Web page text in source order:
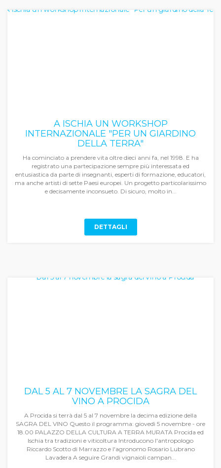
A ISCHIA UN WORKSHOP
INTERNAZIONALE "PER UN GIARDINO
DELLA TERRA"
Ha cominciato a prendere vita oltre dieci anni fa, nel 1998. E ha
registrato una partecipazione sempre più interessata ed
entusiastica da parte di insegnanti, esperti di formazione, educatori,
ma anche artisti di sette Paesi europei. Un progetto particolarissimo
e decisamente inconsueto. Di sicuro, molto in...
DETTAGLI
DAL 5 AL 7 NOVEMBRE LA SAGRA DEL
VINO A PROCIDA
A Procida si terrà dal 5 al 7 novembre la decima edizione della
SAGRA DEL VINO Questo il programma: giovedì 5 novembre - ore
18.00 PALAZZO DELLA CULTURA A TERRA MURATA Procida ed
Ischia tra tradizioni e viticoltura Introducono l'antropologo
Riccardo Scotto di Marrazzo e l'agronomo Rosario Lubrano
Lavadera A seguire Grandi vignaioli campan...